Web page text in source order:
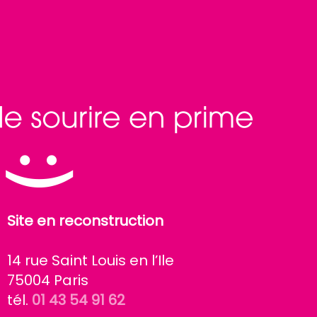
Site en reconstruction
14 rue Saint Louis en l’Ile
75004 Paris
tél. 01 43 54 91 62